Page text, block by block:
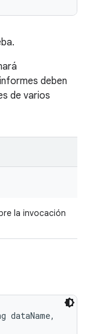
deben
de varios
la invocación